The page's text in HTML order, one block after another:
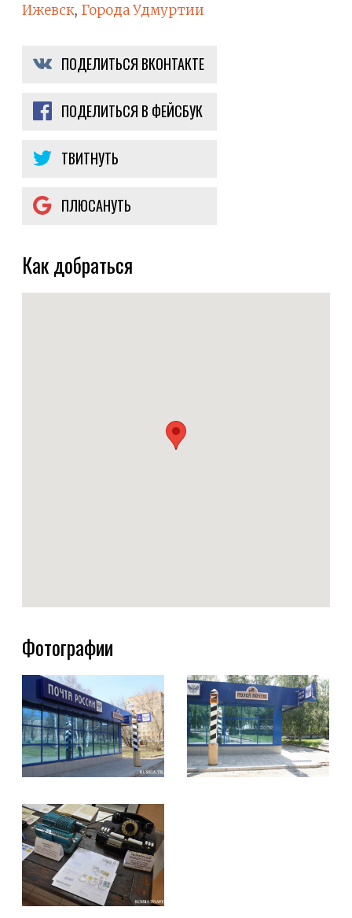
Ижевск, Города Удмуртии
ПОДЕЛИТЬСЯ ВКОНТАКТЕ
ПОДЕЛИТЬСЯ В ФЕЙСБУК
ТВИТНУТЬ
ПЛЮСАНУТЬ
Как добраться
Фотографии